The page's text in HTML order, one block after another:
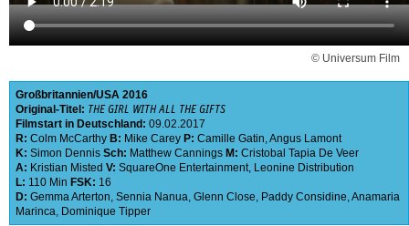
© Universum Film
Großbritannien USA 2016
Original-Titel: THE GIRL WITH ALL THE GIFTS
Filmstart in Deutschland: 09.02.2017
R: Colm McCarthy B: Mike Carey P: Camille Gatin,Angus Lamont
K: Simon Dennis Sch: Matthew Cannings M: Cristobal Tapia De Veer
A: Kristian Misted V: SquareOne Entertainment, Leonine Distribution
L: 110 Min FSK: 16
D: Gemma Arterton, Sennia Nanua, Glenn Close, Paddy Considine,Anamaria
Marinca, Dominique Tipper